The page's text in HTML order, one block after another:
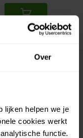
Over
lijken helpen we je
cookies werkt
functie.
Helmet - army